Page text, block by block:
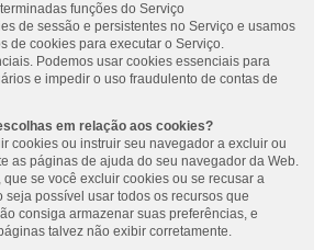
funções do Serviço
de sessão e persistentes no Serviço e usamos
de cookies para executar o Serviço.
Podemos usar cookies essenciais para
e impedir o uso fraudulento de contas de
em relação aos cookies?
cookies ou instruir seu navegador a excluir ou
as páginas de ajuda do seu navegador da Web.
que se você excluir cookies ou se recusar a
seja possível usar todos os recursos que
consiga armazenar suas preferências, e
talvez não exibir corretamente.